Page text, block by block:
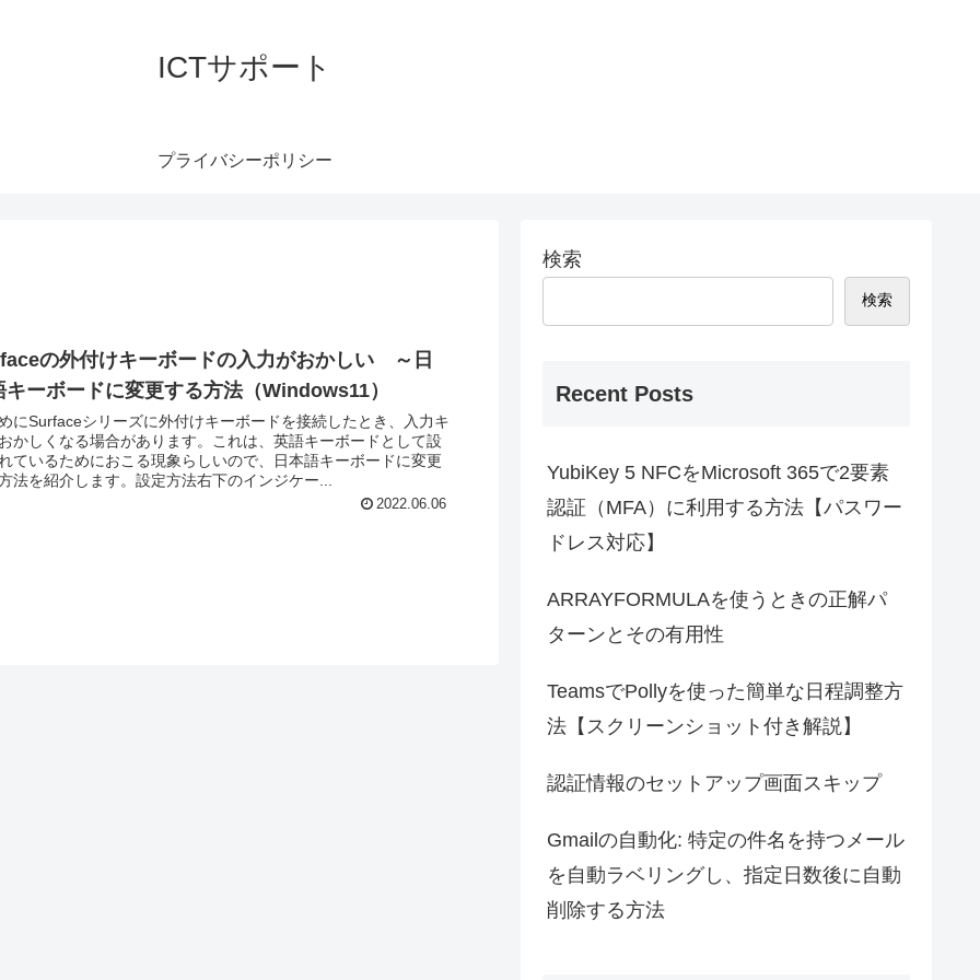
ICTサポート
プライバシーポリシー
の外付けキーボードの入力がおかしい ～日
キーボードに変更する方法（Windows11）
にSurfaceシリーズに外付けキーボードを接続したとき、入力キ
かしくなる場合があります。これは、英語キーボードとして設
ているためにおこる現象らしいので、日本語キーボードに変更
法を紹介します。設定方法右下のインジケー...
2022.06.06
検索
検索
Recent Posts
YubiKey 5 NFCをMicrosoft 365で2要素
認証（MFA）に利用する方法【パスワー
ドレス対応】
ARRAYFORMULAを使うときの正解パ
ターンとその有用性
TeamsでPollyを使った簡単な日程調整方
法【スクリーンショット付き解説】
認証情報のセットアップ画面スキップ
Gmailの自動化: 特定の件名を持つメール
を自動ラベリングし、指定日数後に自動
削除する方法